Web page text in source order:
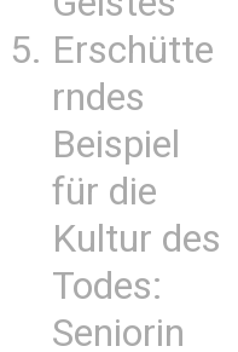
Erschütte
rndes
Beispiel
für die
Kultur des
Todes:
Seniorin